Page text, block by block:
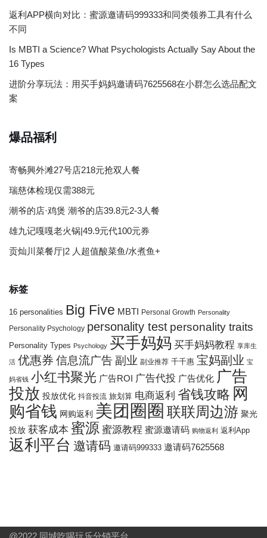
返利APP横向对比：蜜源邀请码999333和同类领券工具有什么
不同
Is MBTI a Science? What Psychologists Actually Say About the
16 Types
进阶分享玩法：用买手妈妈邀请码7625568在小群怎么选品配文
案
爆品福利
寄畅興外滩27号店218元抢双人餐
瑞慈体检现仅需388元
潮爷的店·鸡煲 潮爷的店39.8元2-3人餐
雄九记嘎嘎老火锅|49.9元代100元券
贡灿川菜餐厅|2 人超值酸菜鱼/水煮鱼+
标签
16 personalities Big Five MBTI Personal Growth Personality
Personality Psychology personality test personality traits
Personality Types Psychology 买手妈妈 买手妈妈教程 享库生
活 优惠券 信息流广告副业 副业推荐 千千惠 宝妈副业 宝
妈省钱 小红书聚光 广告ROI 广告代投 广告优化 广告
投放 投放优化 抖音投流 旅划算 电商返利 省钱攻略 网
购省钱 网购返利 美团圈圈 联联周边游 聚光
投放 获客成本 蜜源 蜜源教程 蜜源邀请码 购物返利 返利App
返利平台 邀请码 邀请码999333 邀请码7625568
@2022 同城吃喝玩乐分销平台